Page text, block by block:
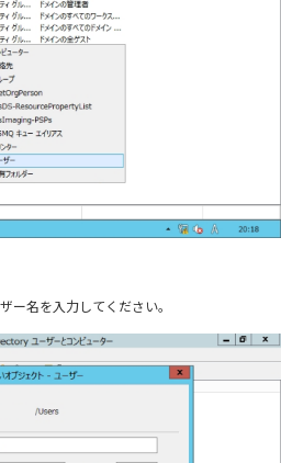
ー名を入力してください。